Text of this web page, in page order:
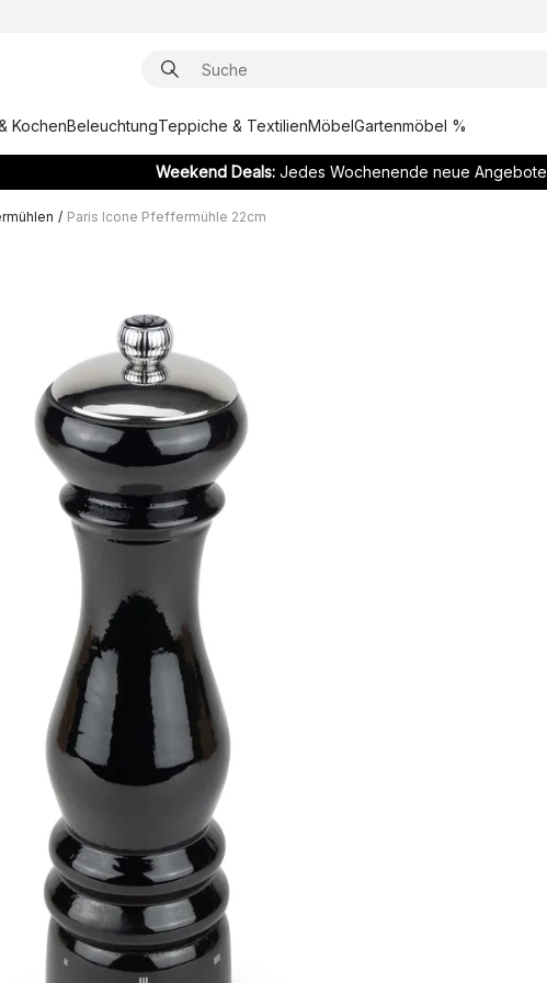
KochenBeleuchtungTeppiche & TextilienMöbelGartenmöbel %
Weekend Deals:Jedes Wochenende neue Angebote
/ Paris Icone Pfeffermühle 22cm